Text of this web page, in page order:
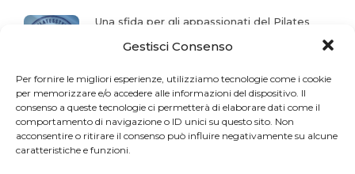
Gestisci Consenso
Per fornire le migliori esperienze, utilizziamo tecnologie come i cookie
per memorizzare e/o accedere alle informazioni del dispositivo. Il
consenso a queste tecnologie ci permetterà di elaborare dati come il
comportamento di navigazione o ID unici su questo sito. Non
acconsentire o ritirare il consenso può influire negativamente su alcune
caratteristiche e funzioni.
Una sfida per gli appassionati del Pilates
La storia del mese. Liberarsi dal dolore